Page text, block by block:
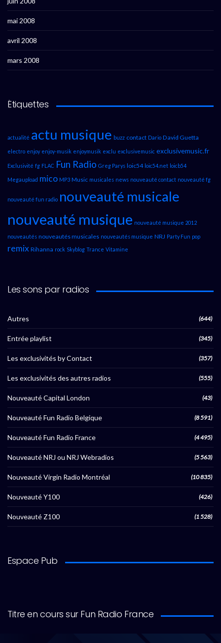
mai 2008
avril 2008
mars 2008
Étiquettes
actualité actu musique buzz contact Dario David Guetta
electro enjoy enjoy-musik enjoymusik exclu exclusivemusic exclusivemusic.fr
Exclusivité fg FLAC Fun Radio Greg Parys loic54 loic54.net loicb54
Megaupload mico MP3 Music musicales news nouveauté contact nouveauté fg
nouveauté fun radio nouveauté musicale
nouveauté musique nouveauté musique 2012
nouveautés nouveautés musicales nouveautés musique NRJ Party Fun pop
remix Rihanna rock Skyblog Trance Vitamine
Les sons par radios
Autres (644)
Entrée playlist (345)
Les exclusivités by Contact (357)
Les exclusivités des autres radios (555)
Nouveauté Capital London (43)
Nouveauté Fun Radio Belgique (8 591)
Nouveauté Fun Radio France (4 495)
Nouveauté NRJ ou NRJ Webradios (5 563)
Nouveauté Virgin Radio Montréal (10 835)
Nouveauté Y100 (426)
Nouveauté Z100 (1 528)
Espace Pub
Titre en cours sur Fun Radio France